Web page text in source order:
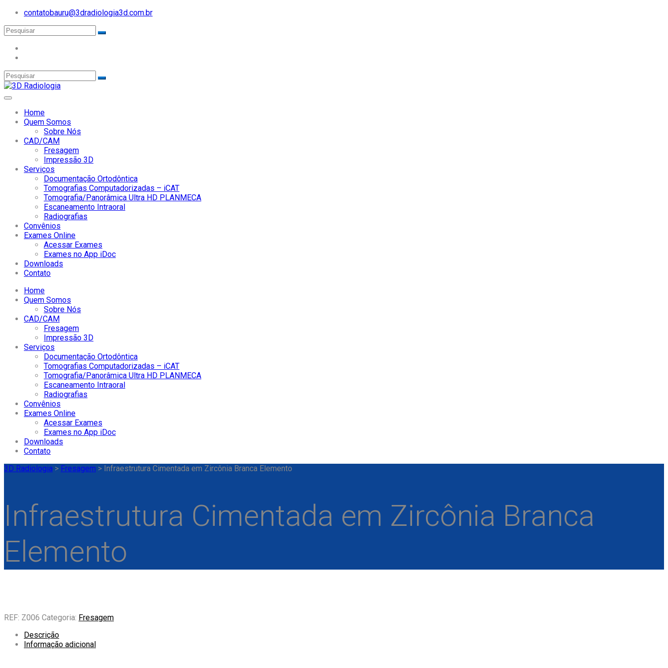
contatobauru@3dradiologia3d.com.br
Home
Quem Somos
Sobre Nós
CAD/CAM
Fresagem
Impressão 3D
Serviços
Documentação Ortodôntica
Tomografias Computadorizadas – iCAT
Tomografia/Panorâmica Ultra HD PLANMECA
Escaneamento Intraoral
Radiografias
Convênios
Exames Online
Acessar Exames
Exames no App iDoc
Downloads
Contato
Home
Quem Somos
Sobre Nós
CAD/CAM
Fresagem
Impressão 3D
Serviços
Documentação Ortodôntica
Tomografias Computadorizadas – iCAT
Tomografia/Panorâmica Ultra HD PLANMECA
Escaneamento Intraoral
Radiografias
Convênios
Exames Online
Acessar Exames
Exames no App iDoc
Downloads
Contato
3D Radiologia > Fresagem > Infraestrutura Cimentada em Zircônia Branca Elemento
Infraestrutura Cimentada em Zircônia Branca
Elemento
REF: Z006 Categoria: Fresagem
Descrição
Informação adicional